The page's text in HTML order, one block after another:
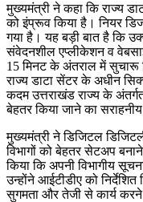
मुख्यमंत्री ने कहा कि राज्य
को इंप्रूव किया है। नियर
गया है। यह बड़ी बात है कि
संवेदनशील एप्लीकेशन व
15 मिनट के अंतराल में सुचारू
राज्य डाटा सेंटर के अधीन
कदम उत्तराखंड राज्य के
बेहतर किया जाने का
मुख्यमंत्री ने डिजिटल
विभागों को बेहतर सेटअप बनाने
किया कि अपनी विभागीय
उन्होंने आईटीडीए को
सुगमता और तेजी से कार्य करने